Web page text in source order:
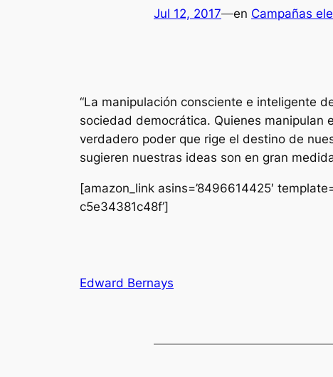
Jul 12, 2017—en Campañas
“La manipulación consciente e inteligente
sociedad democrática. Quienes
verdadero poder que rige el destino de
sugieren nuestras ideas son en gran
[amazon_link asins=’8496614425′
c5e34381c48f’]
Edward Bernays